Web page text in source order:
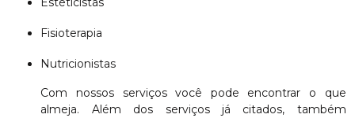
Fisioterapia
Nutricionistas
Com nossos serviços você pode encontrar o que
almeja. Além dos serviços já citados, também